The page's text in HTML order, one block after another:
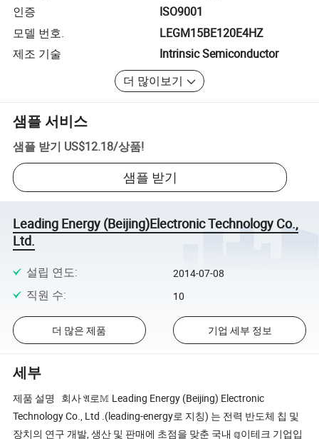
인증
ISO9001
모델 번호.
LEGM15BE120E4HZ
제조 기술
Intrinsic Semiconductor
더 많이보기
샘플 서비스
샘플 받기 US$12.18/상품!
샘플 받기
Leading Energy (Beijing)Electronic Technology Co.,
Ltd.
설립 연도: 2014-07-08
직원 수: 10
더 많은 제품 기업 세부 정보
세부
제품 설명 회사 𝔄로𝕄 Leading Energy (Beijing) Electronic
Technology Co., Ltd .(leading-energy로 지칭) 는 전력 반도체 칩 및
장치의 연구 개발, 생산 및 판매에 초점을 맞춘 국내 𝕘이테크 기업입